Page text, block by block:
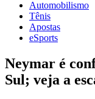
Automobilismo
Tênis
Apostas
eSports
Neymar é
Sul; veja a